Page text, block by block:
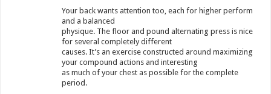
Your back wants attention too, each for higher perform
and a balanced
physique. The floor and pound alternating press is nice
for several completely different
causes. It’s an exercise constructed around maximizing
your compound actions and interesting
as much of your chest as possible for the complete
period.